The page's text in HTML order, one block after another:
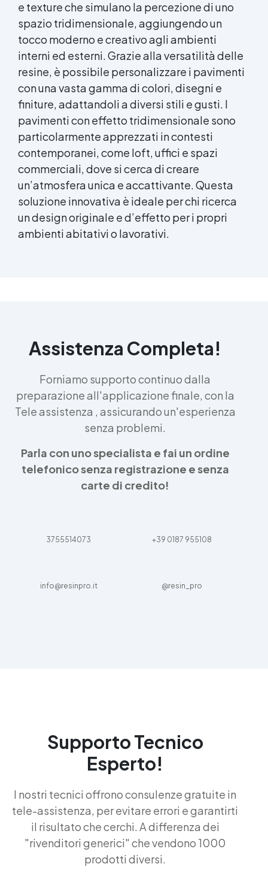
e texture che simulano la percezione di uno
spazio tridimensionale, aggiungendo un
tocco moderno e creativo agli ambienti
interni ed esterni. Grazie alla versatilità delle
resine, è possibile personalizzare i pavimenti
con una vasta gamma di colori, disegni e
finiture, adattandoli a diversi stili e gusti. I
pavimenti con effetto tridimensionale sono
particolarmente apprezzati in contesti
contemporanei, come loft, uffici e spazi
commerciali, dove si cerca di creare
un’atmosfera unica e accattivante. Questa
soluzione innovativa è ideale per chi ricerca
un design originale e d’effetto per i propri
ambienti abitativi o lavorativi.
Assistenza Completa!
Forniamo supporto continuo dalla
preparazione all'applicazione finale, con la
Tele assistenza , assicurando un'esperienza
senza problemi.
Parla con uno specialista e fai un ordine
telefonico senza registrazione e senza
carte di credito!
3755514073 +39 0187 955108
info@resinpro.it @resin_pro
Supporto Tecnico
Esperto!
I nostri tecnici offrono consulenze gratuite in
tele-assistenza, per evitare errori e garantirti
il risultato che cerchi. A differenza dei
"rivenditori generici" che vendono 1000
prodotti diversi.